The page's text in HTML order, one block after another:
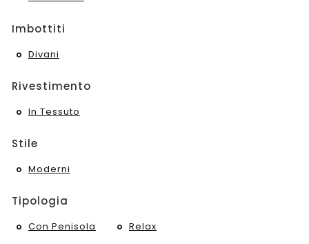
Imbottiti
Divani
Rivestimento
In Tessuto
Stile
Moderni
Tipologia
Con Penisola Relax